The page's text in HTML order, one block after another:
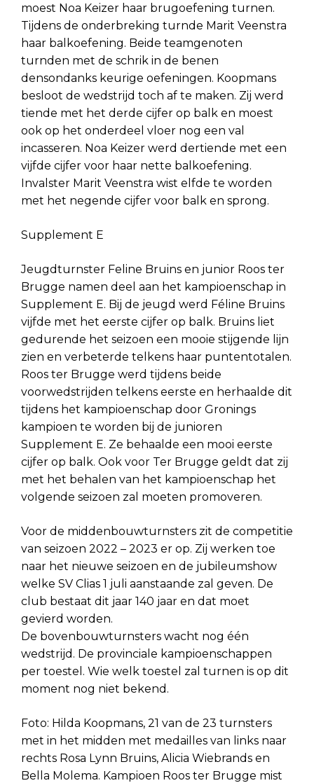
moest Noa Keizer haar brugoefening turnen.
Tijdens de onderbreking turnde Marit Veenstra
haar balkoefening. Beide teamgenoten
turnden met de schrik in de benen
densondanks keurige oefeningen. Koopmans
besloot de wedstrijd toch af te maken. Zij werd
tiende met het derde cijfer op balk en moest
ook op het onderdeel vloer nog een val
incasseren. Noa Keizer werd dertiende met een
vijfde cijfer voor haar nette balkoefening.
Invalster Marit Veenstra wist elfde te worden
met het negende cijfer voor balk en sprong.
Supplement E
Jeugdturnster Feline Bruins en junior Roos ter
Brugge namen deel aan het kampioenschap in
Supplement E. Bij de jeugd werd Féline Bruins
vijfde met het eerste cijfer op balk. Bruins liet
gedurende het seizoen een mooie stijgende lijn
zien en verbeterde telkens haar puntentotalen.
Roos ter Brugge werd tijdens beide
voorwedstrijden telkens eerste en herhaalde dit
tijdens het kampioenschap door Gronings
kampioen te worden bij de junioren
Supplement E. Ze behaalde een mooi eerste
cijfer op balk. Ook voor Ter Brugge geldt dat zij
met het behalen van het kampioenschap het
volgende seizoen zal moeten promoveren.
Voor de middenbouwturnsters zit de competitie
van seizoen 2022 – 2023 er op. Zij werken toe
naar het nieuwe seizoen en de jubileumshow
welke SV Clias 1 juli aanstaande zal geven. De
club bestaat dit jaar 140 jaar en dat moet
gevierd worden.
De bovenbouwturnsters wacht nog één
wedstrijd. De provinciale kampioenschappen
per toestel. Wie welk toestel zal turnen is op dit
moment nog niet bekend.
Foto: Hilda Koopmans, 21 van de 23 turnsters
met in het midden met medailles van links naar
rechts Rosa Lynn Bruins, Alicia Wiebrands en
Bella Molema. Kampioen Roos ter Brugge mist